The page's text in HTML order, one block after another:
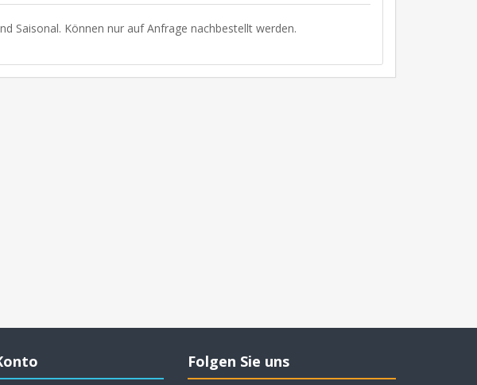
Saisonal. Können nur auf Anfrage nachbestellt werden.
Folgen Sie uns